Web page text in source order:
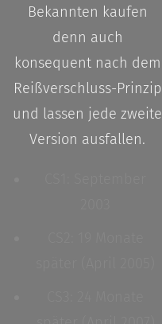
Bekannten kaufen
denn auch
konsequent nach dem
Reißverschluss-Prinzip
und lassen jede zweite
Version ausfallen.